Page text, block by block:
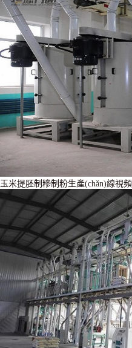
玉米提胚制糝制粉生產(chǎn)線視頻